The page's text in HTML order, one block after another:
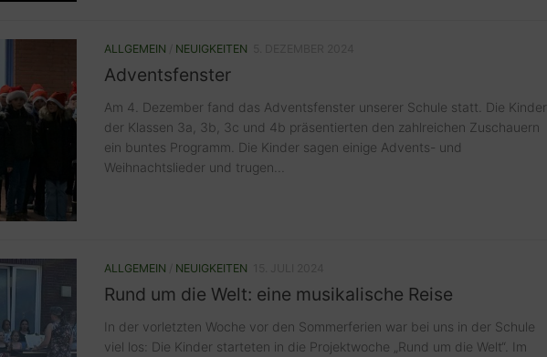
ALLGEMEIN NEUIGKEITEN
Adventsfenster
Am 4. Dezember fand das Adventsfenster unserer Schule statt. Die Kinder
der Klassen 3a, 3b, 3c und 4b präsentierten den zahlreichen Zuschauern
ein buntes Programm. Die Kinder sagen einige Advents- und
Weihnachtslieder und trugen...
ALLGEMEIN NEUIGKEITEN
Rund um die Welt: eine musikalische Reise
In der vorletzten Woche vor den Sommerferien war bei uns in der Schule
viel los: Die Kinder starteten in die Projektwoche „Rund um die Welt“. Im